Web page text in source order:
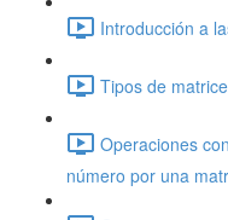
Introducción a
Tipos de
Operaciones
número por una